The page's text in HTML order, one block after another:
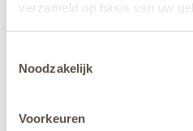
verzameld op basis van uw
jehier.
Noodzakelijk
Voorkeuren